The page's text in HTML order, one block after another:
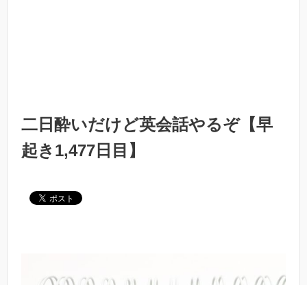
二日酔いだけど英会話やるぞ【早
起き1,477日目】